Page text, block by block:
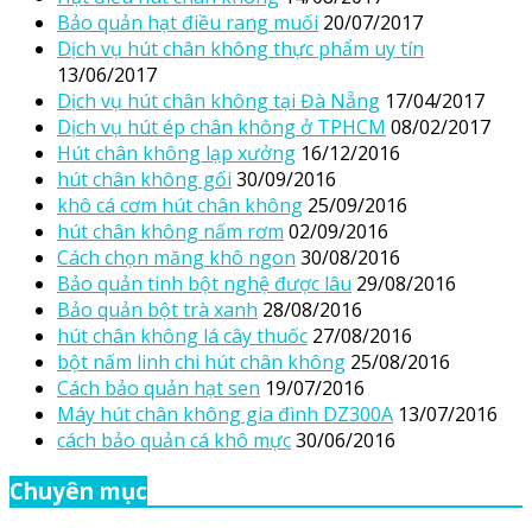
Bảo quản hạt điều rang muối 20/07/2017
Dịch vụ hút chân không thực phẩm uy tín
13/06/2017
Dịch vụ hút chân không tại Đà Nẵng 17/04/2017
Dịch vụ hút ép chân không ở TPHCM 08/02/2017
Hút chân không lạp xưởng 16/12/2016
hút chân không gối 30/09/2016
khô cá cơm hút chân không 25/09/2016
hút chân không nấm rơm 02/09/2016
Cách chọn măng khô ngon 30/08/2016
Bảo quản tinh bột nghệ được lâu 29/08/2016
Bảo quản bột trà xanh 28/08/2016
hút chân không lá cây thuốc 27/08/2016
bột nấm linh chi hút chân không 25/08/2016
Cách bảo quản hạt sen 19/07/2016
Máy hút chân không gia đình DZ300A 13/07/2016
cách bảo quản cá khô mực30/06/2016
Chuyên mục